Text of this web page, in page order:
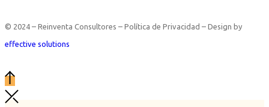
© 2024 – Reinventa Consultores – Política de Privacidad – Design by
effective solutions